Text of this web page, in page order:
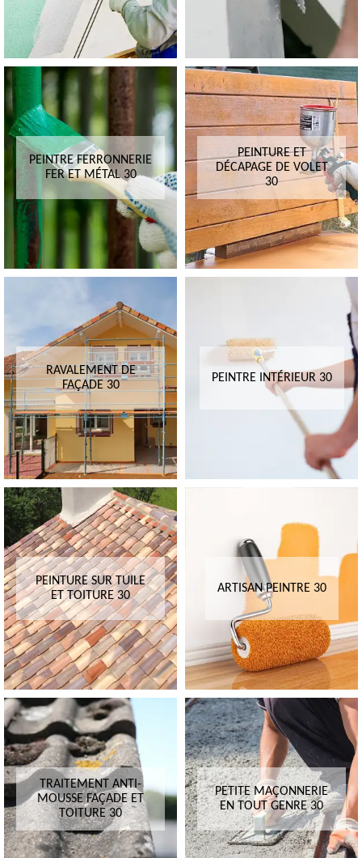
PEINTRE FERRONNERIE
FER ET MÉTAL 30
PEINTURE ET
DÉCAPAGE DE VOLET
30
RAVALEMENT DE
FAÇADE 30
PEINTRE INTÉRIEUR 30
PEINTURE SUR TUILE
ET TOITURE 30
ARTISAN PEINTRE 30
TRAITEMENT ANTI-
MOUSSE FAÇADE ET
TOITURE 30
PETITE MAÇONNERIE
EN TOUT GENRE 30